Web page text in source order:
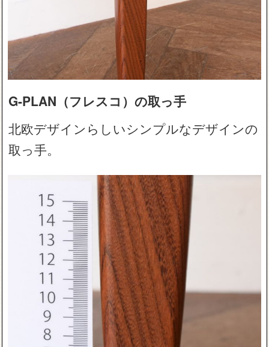
G-PLAN（フレスコ）の取っ手
北欧デザインらしいシンプルなデザインの
取っ手。